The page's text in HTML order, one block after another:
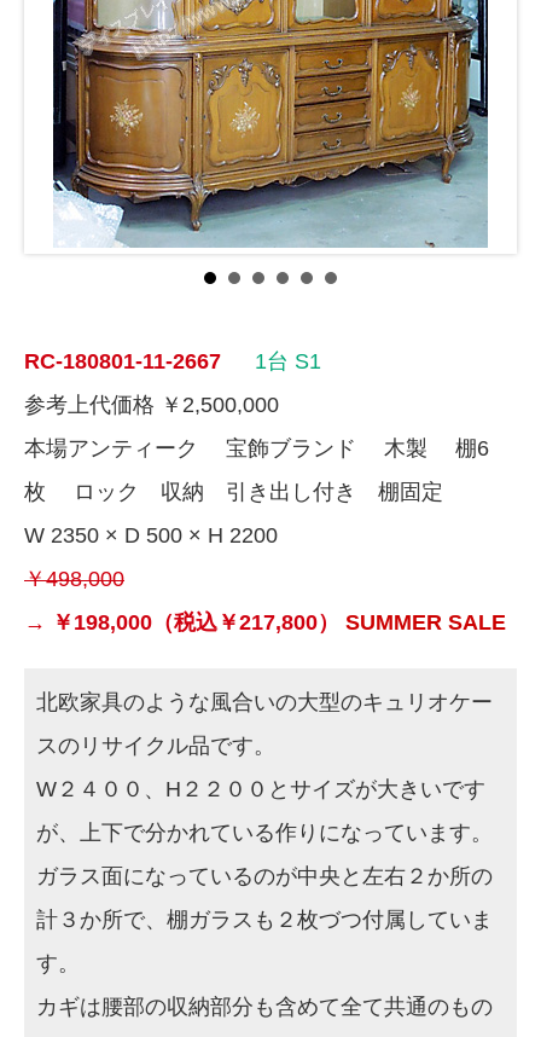
RC-180801-11-2667 1台 S1
参考上代価格 ￥2,500,000
本場アンティーク 宝飾ブランド 木製 棚6
枚 ロック 収納 引き出し付き 棚固定
W 2350 × D 500 × H 2200
￥498,000
→ ￥198,000 （税込￥217,800） SUMMER SALE
北欧家具のような風合いの大型のキュリオケー
スのリサイクル品です。
W２４００、H２２００とサイズが大きいです
が、上下で分かれている作りになっています。
ガラス面になっているのが中央と左右２か所の
計３か所で、棚ガラスも２枚づつ付属していま
す。
カギは腰部の収納部分も含めて全て共通のもの